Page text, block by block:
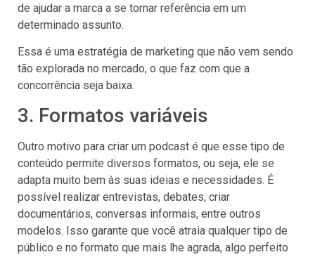
de ajudar a marca a se tornar referência em um
determinado assunto.
Essa é uma estratégia de marketing que não vem sendo
tão explorada no mercado, o que faz com que a
concorrência seja baixa.
3. Formatos variáveis
Outro motivo para criar um podcast é que esse tipo de
conteúdo permite diversos formatos, ou seja, ele se
adapta muito bem às suas ideias e necessidades. É
possível realizar entrevistas, debates, criar
documentários, conversas informais, entre outros
modelos. Isso garante que você atraia qualquer tipo de
público e no formato que mais lhe agrada, algo perfeito